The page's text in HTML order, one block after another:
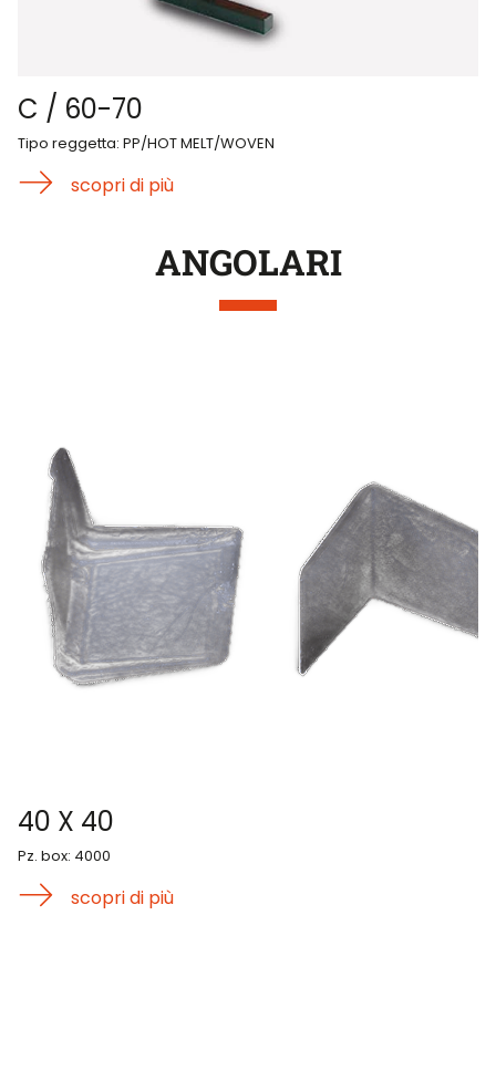
C / 60-70
Tipo reggetta: PP/HOT MELT/WOVEN
scopri di più
ANGOLARI
40 X 40
Pz. box: 4000
scopri di più